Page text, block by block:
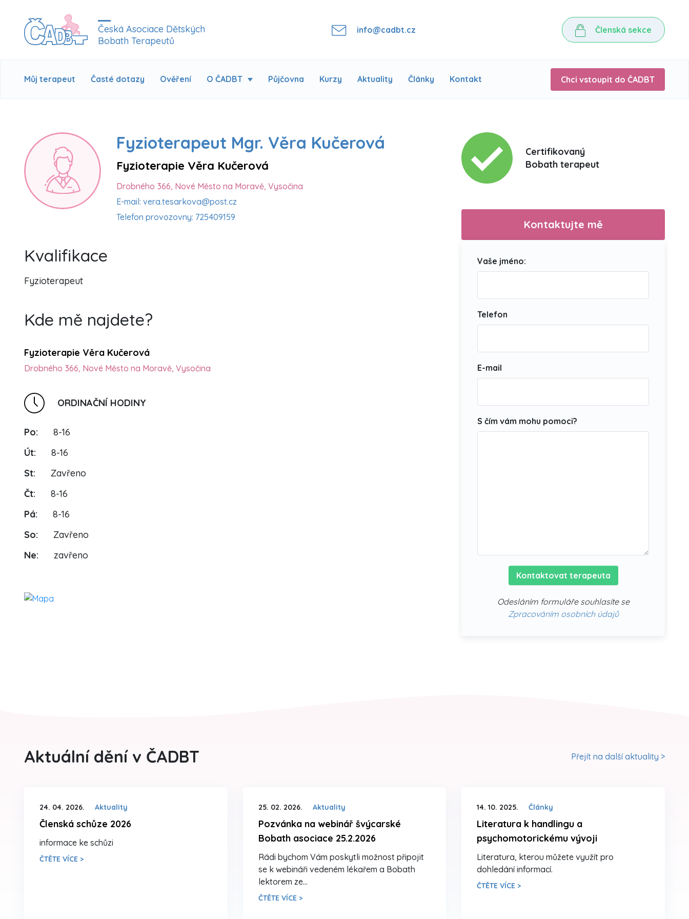
Česká Asociace Dětských
Bobath Terapeutů
info@cadbt.cz Členská sekce
Můj terapeut Časté dotazy Ověření O ČADBT Půjčovna Kurzy Aktuality Články Kontakt Chci vstoupit do ČADBT
Fyzioterapeut Mgr. Věra Kučerová
Fyzioterapie Věra Kučerová
Drobného 366, Nové Město na Moravě, Vysočina
E-mail: vera.tesarkova@post.cz
Telefon provozovny: 725409159
Kvalifikace
Fyzioterapeut
Kde mě najdete?
Fyzioterapie Věra Kučerová
Drobného 366, Nové Město na Moravě, Vysočina
ORDINAČNÍ HODINY
Po:
8-16
Út:
8-16
St:
Zavřeno
Čt:
8-16
Pá:
8-16
So:
Zavřeno
Ne:
zavřeno
Certifikovaný
Bobath terapeut
Kontaktujte mě
Vaše jméno:
Telefon
E-mail
S čím vám mohu pomoci?
Kontaktovat terapeuta
Odesláním formuláře souhlasíte se
Zpracováním osobních údajů
Aktuální dění v ČADBT Přejít na další aktuality >
24. 04. 2026. Aktuality
Členská schůze 2026
informace ke schůzi
ČTĚTE VÍCE >
25. 02. 2026. Aktuality
Pozvánka na webinář švýcarské
Bobath asociace 25.2.2026
Rádi bychom Vám poskytli možnost připojit
se k webináři vedeném lékařem a Bobath
lektorem ze…
ČTĚTE VÍCE >
14. 10. 2025. Články
Literatura k handlingu a
psychomotorickému vývoji
Literatura, kterou můžete využít pro
dohledání informací.
ČTĚTE VÍCE >